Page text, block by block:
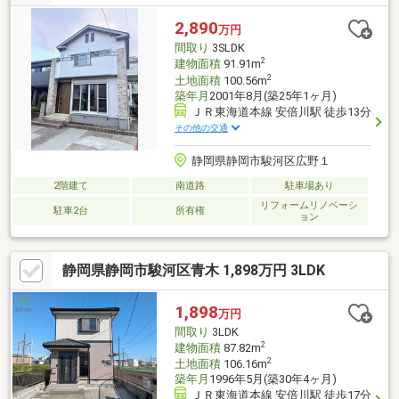
2,890万円
間取り 3SLDK
建物面積91.91m2
土地面積100.56m2
築年月 2001年8月(築25年1ヶ月)
ＪＲ東海道本線 安倍川駅 徒歩13分
その他の交通
静岡県静岡市駿河区広野１
2階建て 南道路 駐車場あり
駐車2台 所有権
リフォームリノベーシ
ョン
静岡県静岡市駿河区青木 1,898万円 3LDK
1,898万円
間取り 3LDK
建物面積87.82m2
土地面積106.16m2
築年月 1996年5月(築30年4ヶ月)
ＪＲ東海道本線 安倍川駅 徒歩17分